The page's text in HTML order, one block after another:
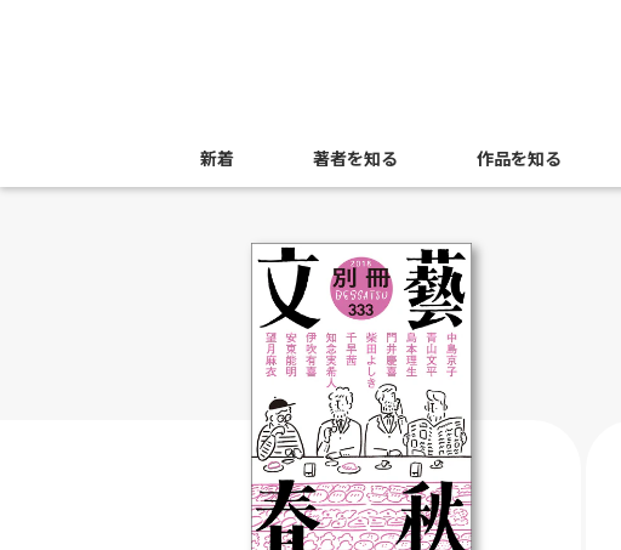
新着 著者を知る 作品を知る